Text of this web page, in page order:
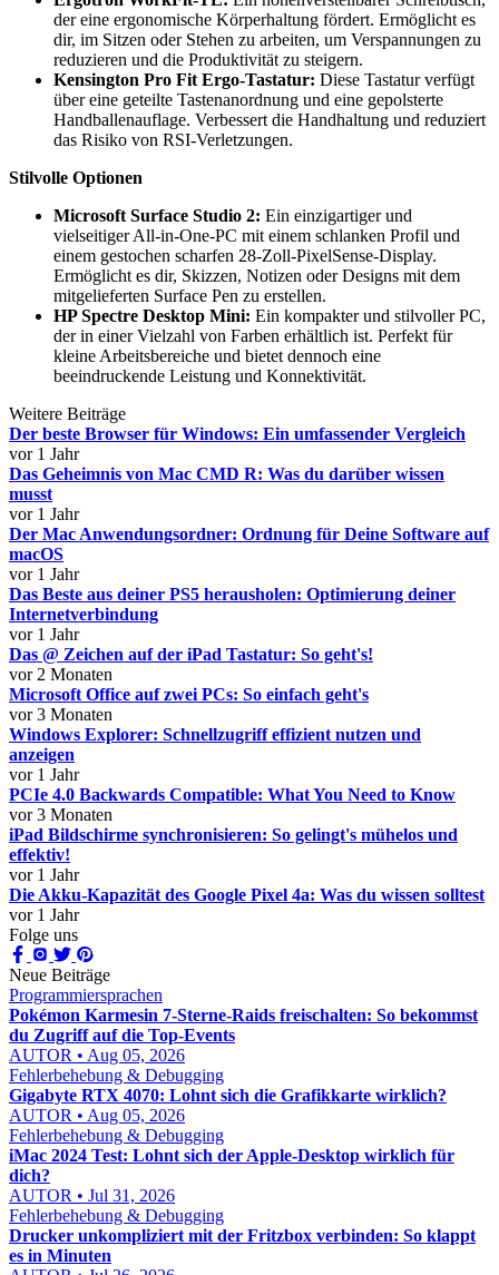
der eine ergonomische Körperhaltung fördert. Ermöglicht es
dir, im Sitzen oder Stehen zu arbeiten, um Verspannungen zu
reduzieren und die Produktivität zu steigern.
Kensington Pro Fit Ergo-Tastatur: Diese Tastatur verfügt
über eine geteilte Tastenanordnung und eine gepolsterte
Handballenauflage. Verbessert die Handhaltung und reduziert
das Risiko von RSI-Verletzungen.
Stilvolle Optionen
Microsoft Surface Studio 2: Ein einzigartiger und
vielseitiger All-in-One-PC mit einem schlanken Profil und
einem gestochen scharfen 28-Zoll-PixelSense-Display.
Ermöglicht es dir, Skizzen, Notizen oder Designs mit dem
mitgelieferten Surface Pen zu erstellen.
HP Spectre Desktop Mini: Ein kompakter und stilvoller PC,
der in einer Vielzahl von Farben erhältlich ist. Perfekt für
kleine Arbeitsbereiche und bietet dennoch eine
beeindruckende Leistung und Konnektivität.
Weitere Beiträge
Der beste Browser für Windows: Ein umfassender Vergleich
vor 1 Jahr
Das Geheimnis von Mac CMD R: Was du darüber wissen
musst
vor 1 Jahr
Der Mac Anwendungsordner: Ordnung für Deine Software auf
macOS
vor 1 Jahr
Das Beste aus deiner PS5 herausholen: Optimierung deiner
Internetverbindung
vor 1 Jahr
Das @ Zeichen auf der iPad Tastatur: So geht's!
vor 2 Monaten
Microsoft Office auf zwei PCs: So einfach geht's
vor 3 Monaten
Windows Explorer: Schnellzugriff effizient nutzen und
anzeigen
vor 1 Jahr
PCIe 4.0 Backwards Compatible: What You Need to Know
vor 3 Monaten
iPad Bildschirme synchronisieren: So gelingt's mühelos und
effektiv!
vor 1 Jahr
Die Akku-Kapazität des Google Pixel 4a: Was du wissen solltest
vor 1 Jahr
Folge uns
Neue Beiträge
Programmiersprachen
Pokémon Karmesin 7-Sterne-Raids freischalten: So bekommst
du Zugriff auf die Top-Events
AUTOR • Aug 05, 2026
Fehlerbehebung & Debugging
Gigabyte RTX 4070: Lohnt sich die Grafikkarte wirklich?
AUTOR • Aug 05, 2026
Fehlerbehebung & Debugging
iMac 2024 Test: Lohnt sich der Apple-Desktop wirklich für
dich?
AUTOR • Jul 31, 2026
Fehlerbehebung & Debugging
Drucker unkompliziert mit der Fritzbox verbinden: So klappt
es in Minuten